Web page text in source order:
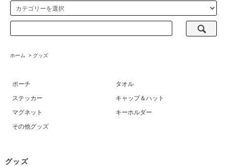
ホーム > グッズ
ポーチ
タオル
ステッカー
キャップ＆ハット
マグネット
キーホルダー
その他グッズ
グッズ